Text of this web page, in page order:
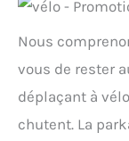
Nous
vous de rester
déplaçant à
chutent. La